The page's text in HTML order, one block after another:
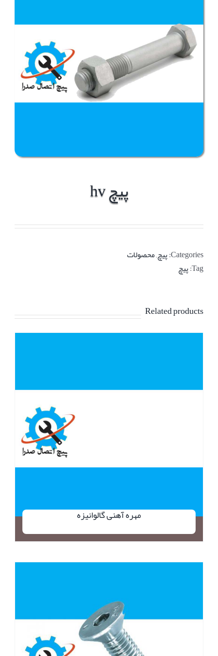
پیچ hv
Categories: پیچ,محصولات
Tag: پیچ
Related products
مهره آهنی گالوانیزه